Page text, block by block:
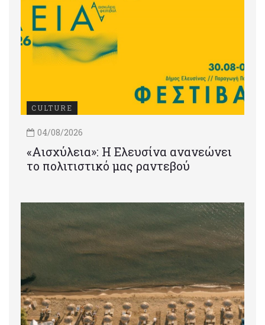
CULTURE
04/08/2026
«Αισχύλεια»: Η Ελευσίνα ανανεώνει
το πολιτιστικό μας ραντεβού